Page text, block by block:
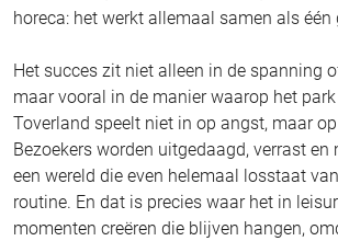
horeca: het werkt allemaal samen als één
Het succes zit niet alleen in de spanning
maar vooral in de manier waarop het
Toverland speelt niet in op angst, maar
Bezoekers worden uitgedaagd, verrast en
een wereld die even helemaal losstaat
routine. En dat is precies waar het in
momenten creëren die blijven hangen,